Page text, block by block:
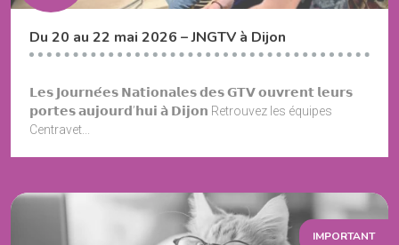
Du 20 au 22 mai 2026 – JNGTV à Dijon
𝗟𝗲𝘀 𝗝𝗼𝘂𝗿𝗻𝗲́𝗲𝘀 𝗡𝗮𝘁𝗶𝗼𝗻𝗮𝗹𝗲𝘀 𝗱𝗲𝘀 𝗚𝗧𝗩 𝗼𝘂𝘃𝗿𝗲𝗻𝘁 𝗹𝗲𝘂𝗿𝘀
𝗽𝗼𝗿𝘁𝗲𝘀 𝗮𝘂𝗷𝗼𝘂𝗿𝗱’𝗵𝘂𝗶 𝗮̀ 𝗗𝗶𝗷𝗼𝗻 Retrouvez les équipes
Centravet...
IMPORTANT